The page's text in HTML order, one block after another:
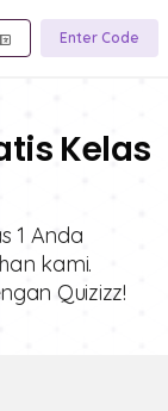
Enter Code
Kelas
1 Anda
kami.
Quizizz!